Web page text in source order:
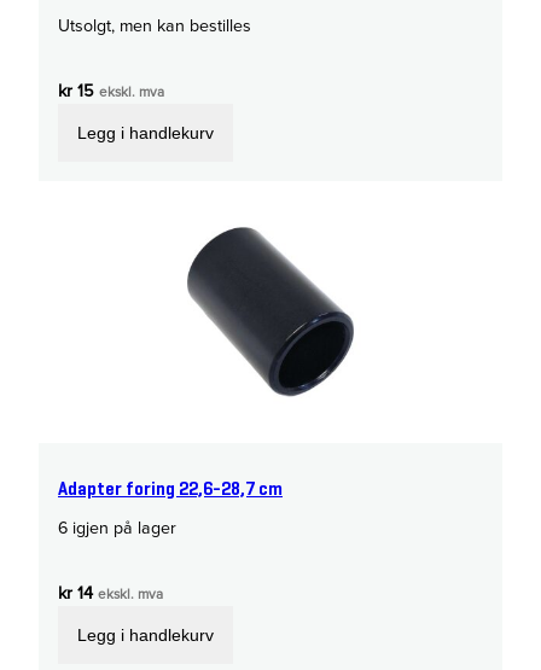
Utsolgt, men kan bestilles
kr15 ekskl. mva
Legg i handlekurv
Adapter foring 22,6-28,7 cm
6 igjen på lager
kr14 ekskl. mva
Legg i handlekurv